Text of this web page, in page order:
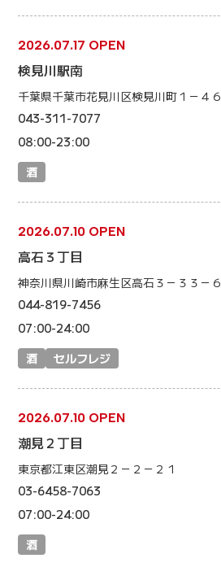
2026.07.17 OPEN
検見川駅南
千葉県千葉市花見川区検見川町１－４６
043-311-7077
08:00-23:00
酒
2026.07.10 OPEN
高石３丁目
神奈川県川崎市麻生区高石３－３３－６
044-819-7456
07:00-24:00
酒
セルフレジ
2026.07.10 OPEN
潮見２丁目
東京都江東区潮見２－２－２１
03-6458-7063
07:00-24:00
酒